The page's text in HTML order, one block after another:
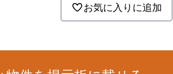
お気に入りに追加